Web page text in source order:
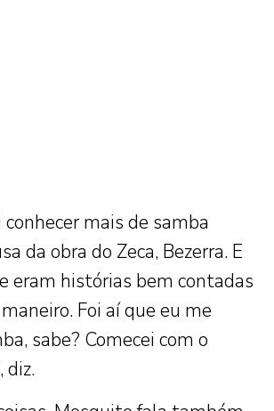
conhecer mais de samba
da obra do Zeca, Bezerra. E
eram histórias bem contadas
Foi aí que eu me
sabe? Comecei com o
diz.